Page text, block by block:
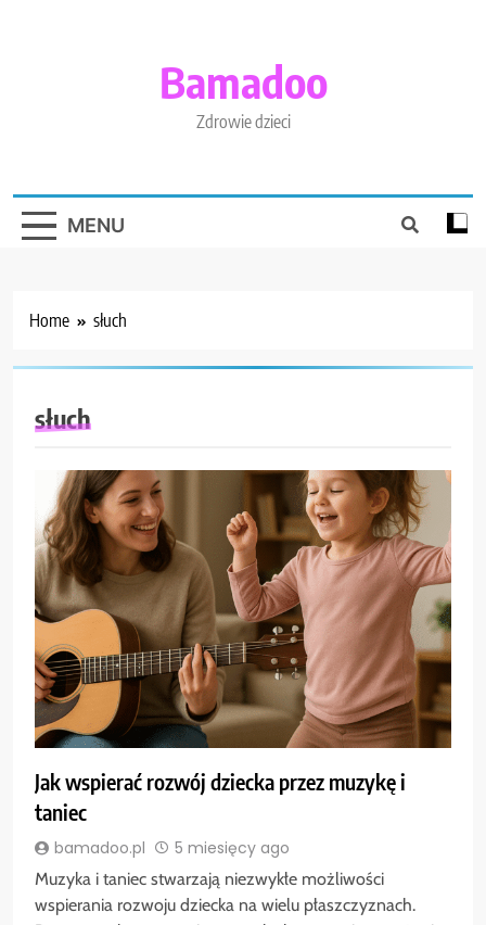
Bamadoo
Zdrowie dzieci
MENU
Home słuch
słuch
Jak wspierać rozwój dziecka przez muzykę i
taniec
bamadoo.pl 5 miesięcy ago
Muzyka i taniec stwarzają niezwykłe możliwości
wspierania rozwoju dziecka na wielu płaszczyznach.